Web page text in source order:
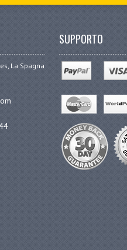
La Spagna
SUPPORTO